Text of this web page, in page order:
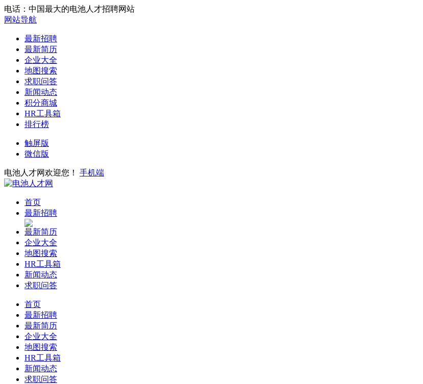
电话：中国最大的电池人才招聘网站
网站导航
最新招聘
最新简历
企业大全
地图搜索
求职问答
新闻动态
积分商城
HR工具箱
排行榜
触屏版
微信版
电池人才网欢迎您！ 手机端
首页
最新招聘
最新简历
企业大全
地图搜索
HR工具箱
新闻动态
求职问答
首页
最新招聘
最新简历
企业大全
地图搜索
HR工具箱
新闻动态
求职问答